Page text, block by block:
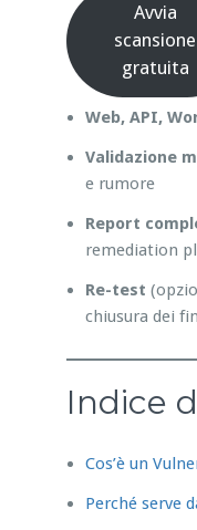
Avvia
scansione
gratuita
Web, API,
Validazione
e rumore
Report
remediation
Re-test
chiusura dei
Indice
Cos’è un
Perché serve